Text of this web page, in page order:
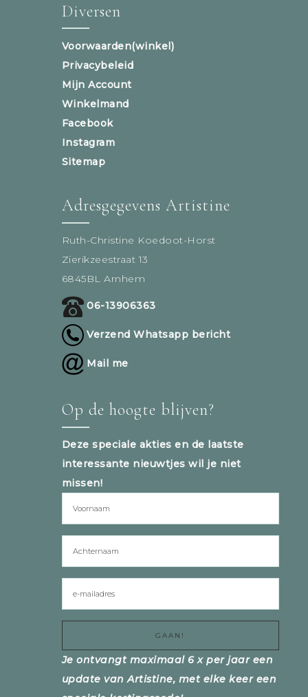
Diversen
Voorwaarden(winkel)
Privacybeleid
Mijn Account
Winkelmand
Facebook
Instagram
Sitemap
Adresgegevens Artistine
Ruth-Christine Koedoot-Horst
Zierikzeestraat 13
6845BL Arnhem
06-13906363
Verzend Whatsapp bericht
Mail me
Op de hoogte blijven?
Deze speciale akties en de laatste
interessante nieuwtjes wil je niet
missen!
Je ontvangt maximaal 6 x per jaar een
update van Artistine, met elke keer een